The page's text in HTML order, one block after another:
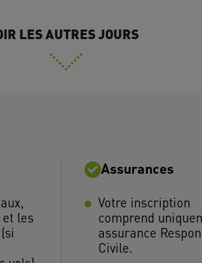
LES AUTRES JOURS
les
Assurances
Votre inscription
comprend
assurance
Civile.